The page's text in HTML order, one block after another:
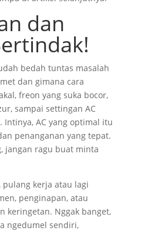
dan
bedah tuntas masalah
dan gimana cara
freon yang suka bocor,
sampai settingan AC
AC yang optimal itu
penanganan yang tepat.
jangan ragu buat minta
pulang kerja atau lagi
penginapan, atau
keringetan. Nggak banget,
ngedumel sendiri,